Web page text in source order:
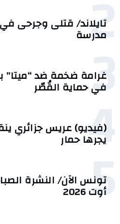
2
تايلاند/ قتلى وجرحى
مدرسة
3
غرامة ضخمة ضد “ميتا”
في حماية القُصّر
4
(فيديو) عريس جزائري
يجرها حمار
5
أوت 2026